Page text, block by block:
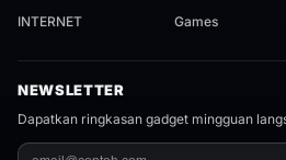
INTERNET
Games
NEWSLETTER
Dapatkan ringkasan gadget mingguan